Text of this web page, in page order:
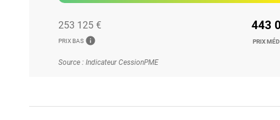
253 125 €
PRIX BAS info
443
PRIX
Source : Indicateur CessionPME